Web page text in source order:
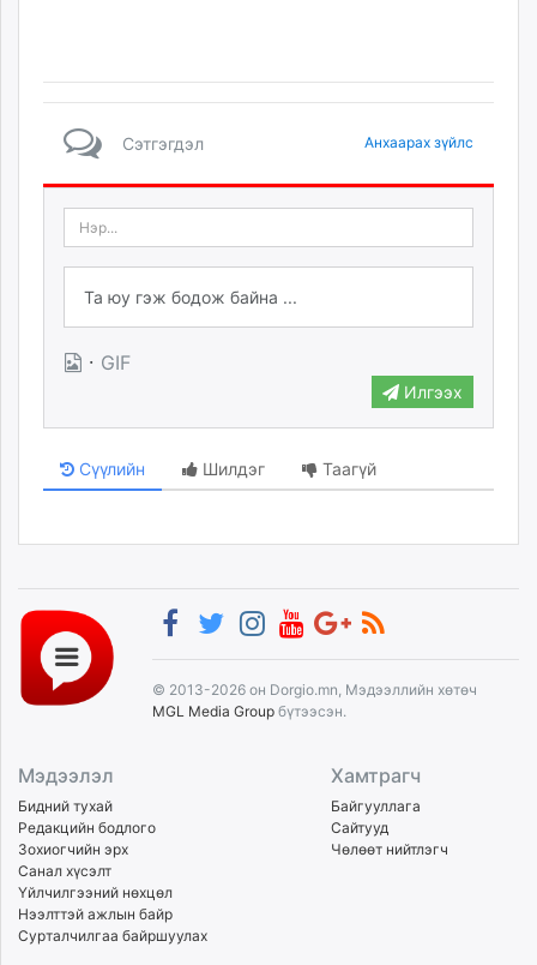
Сэтгэгдэл Анхаарах зүйлс
· GIF
Илгээх
Сүүлийн Шилдэг Таагүй
© 2013-2026 он Dorgio.mn, Мэдээллийн хөтөч
MGL Media Group бүтээсэн.
Мэдээлэл
Бидний тухай
Редакцийн бодлого
Зохиогчийн эрх
Санал хүсэлт
Үйлчилгээний нөхцөл
Нээлттэй ажлын байр
Сурталчилгаа байршуулах
Хамтрагч
Байгууллага
Сайтууд
Чөлөөт нийтлэгч